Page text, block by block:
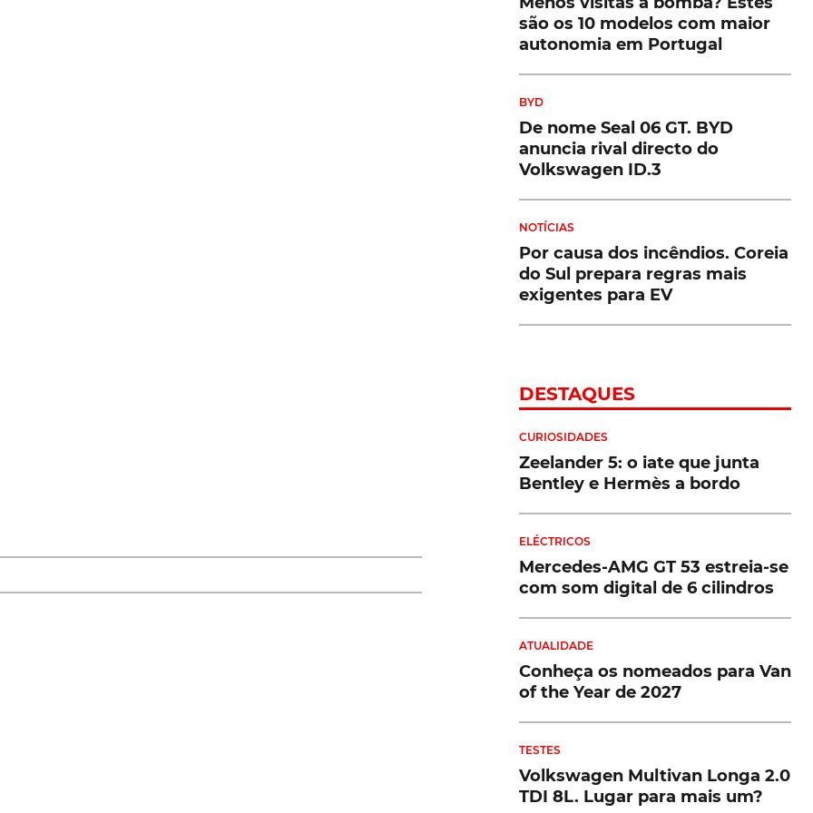
este não foi o único equipamento
própria Blackberry
olhar da CIA: Audi, Bentley, BMW, Mercedes, Alfa
são os 10 modelos com maior
autonomia em Portugal
BYD
De nome Seal 06 GT. BYD
anuncia rival directo do
Volkswagen ID.3
NOTÍCIAS
Por causa dos incêndios. Coreia
do Sul prepara regras mais
exigentes para EV
DESTAQUES
CURIOSIDADES
Zeelander 5: o iate que junta
Bentley e Hermès a bordo
ELÉCTRICOS
Mercedes-AMG GT 53 estreia-se
com som digital de 6 cilindros
ATUALIDADE
Conheça os nomeados para Van
of the Year de 2027
TESTES
Volkswagen Multivan Longa 2.0
TDI 8L. Lugar para mais um?